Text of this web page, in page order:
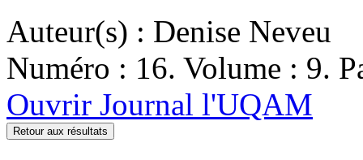
Auteur(s) : Denise Neveu
Numéro : 16. Volume : 9.
Ouvrir Journal l'UQAM
Retour aux résultats